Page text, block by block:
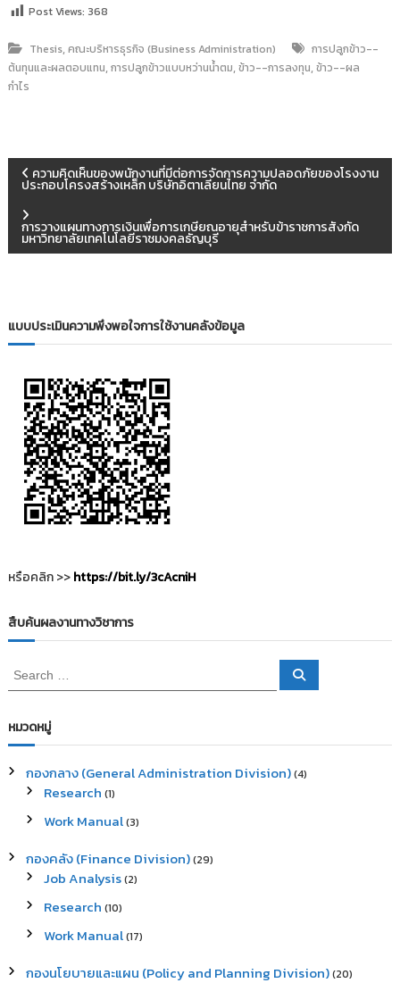
Post Views: 368
Thesis,คณะบริหารธุรกิจ (Business Administration)
การปลูกข้าว--
ต้นทุนและผลตอบแทน,การปลูกข้าวแบบหว่านน้ำตม,ข้าว--การลงทุน,ข้าว--ผล
กำไร
น
ะ
น
ความคิดเห็นของพนักงานที่มีต่อการจัดการความปลอดภัยของโรงงาน
ประกอบโครงสร้างเหล็ก บริษัทอิตาเลียนไทย จำกัด
การวางแผนทางการเงินเพื่อการเกษียณอายุสำหรับข้าราชการสังกัด
มหาวิทยาลัยเทคโนโลยีราชมงคลธัญบุรี
แบบประเมินความพึงพอใจการใช้งานคลังข้อมูล
หรือคลิก >>https://bit.ly/3cAcniH
สืบค้นผลงานทางวิชาการ
e
r
c
f
S
หมวดหมู่
กองกลาง (General Administration Division)(4)
Research (1)
Work Manual(3)
กองคลัง (Finance Division)(29)
Job Analysis(2)
Research (10)
Work Manual(17)
กองนโยบายและแผน (Policy and Planning Division)(20)